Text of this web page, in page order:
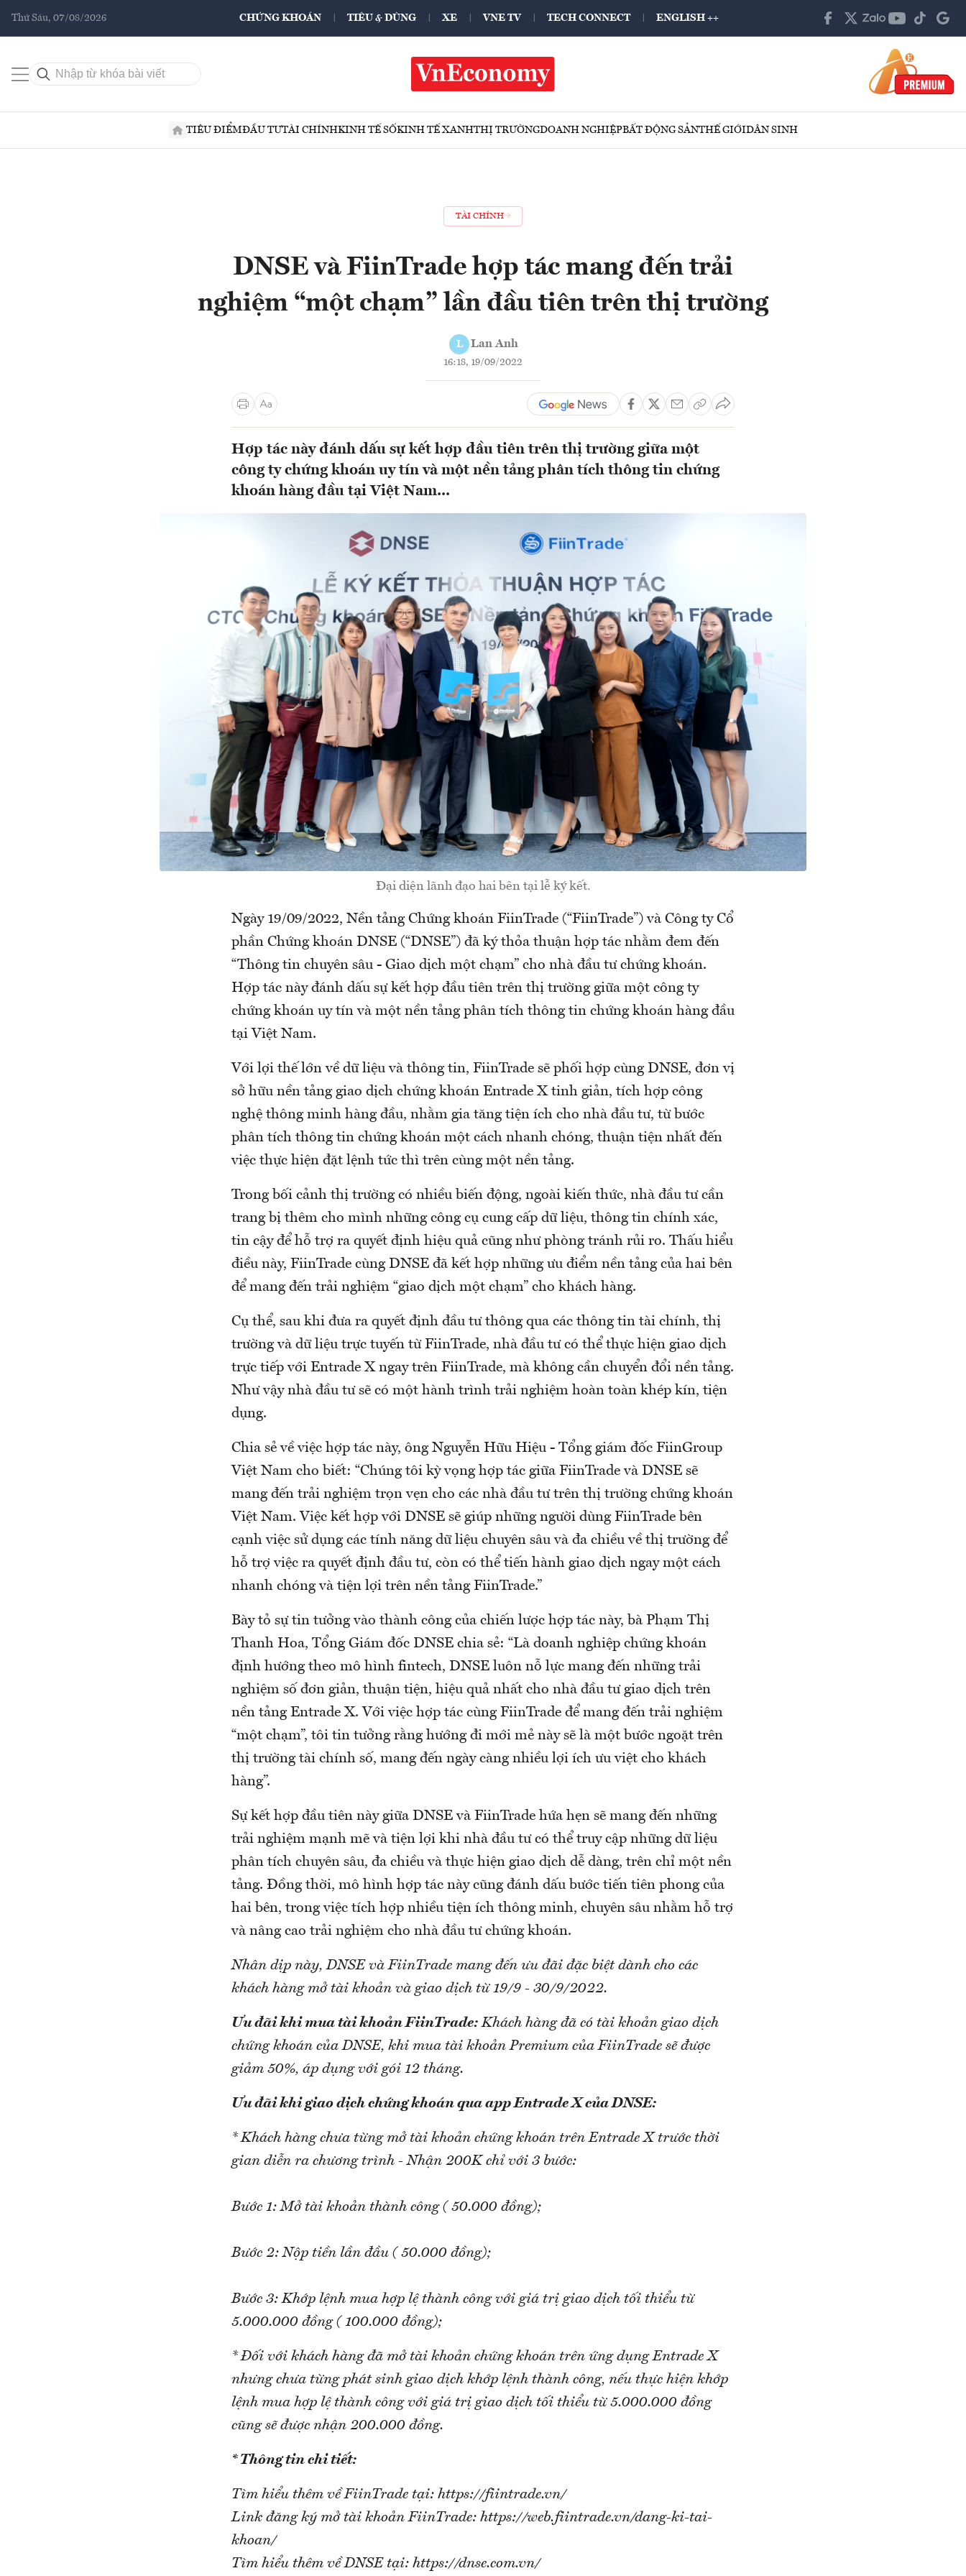
Thứ Sáu, 07/08/2026 CHỨNG KHOÁN TIÊU & DÙNG XE VNE TV TECH CONNECT ENGLISH ++
TIÊU ĐIỂMĐẦU TƯTÀI CHÍNHKINH TẾ SỐKINH TẾ XANHTHỊ TRƯỜNGDOANH NGHIỆPBẤT ĐỘNG SẢNTHẾ GIỚIDÂN SINH
TÀI CHÍNH
DNSE và FiinTrade hợp tác mang đến trải
nghiệm “một chạm” lần đầu tiên trên thị trường
L Lan Anh
16:18, 19/09/2022
Hợp tác này đánh dấu sự kết hợp đầu tiên trên thị trường giữa một
công ty chứng khoán uy tín và một nền tảng phân tích thông tin chứng
khoán hàng đầu tại Việt Nam...
Đại diện lãnh đạo hai bên tại lễ ký kết.
Ngày 19/09/2022, Nền tảng Chứng khoán FiinTrade (“FiinTrade”) và Công ty Cổ
phần Chứng khoán DNSE (“DNSE”) đã ký thỏa thuận hợp tác nhằm đem đến
“Thông tin chuyên sâu - Giao dịch một chạm” cho nhà đầu tư chứng khoán.
Hợp tác này đánh dấu sự kết hợp đầu tiên trên thị trường giữa một công ty
chứng khoán uy tín và một nền tảng phân tích thông tin chứng khoán hàng đầu
tại Việt Nam.
Với lợi thế lớn về dữ liệu và thông tin, FiinTrade sẽ phối hợp cùng DNSE, đơn vị
sở hữu nền tảng giao dịch chứng khoán Entrade X tinh giản, tích hợp công
nghệ thông minh hàng đầu, nhằm gia tăng tiện ích cho nhà đầu tư, từ bước
phân tích thông tin chứng khoán một cách nhanh chóng, thuận tiện nhất đến
việc thực hiện đặt lệnh tức thì trên cùng một nền tảng.
Trong bối cảnh thị trường có nhiều biến động, ngoài kiến thức, nhà đầu tư cần
trang bị thêm cho mình những công cụ cung cấp dữ liệu, thông tin chính xác,
tin cậy để hỗ trợ ra quyết định hiệu quả cũng như phòng tránh rủi ro. Thấu hiểu
điều này, FiinTrade cùng DNSE đã kết hợp những ưu điểm nền tảng của hai bên
để mang đến trải nghiệm “giao dịch một chạm” cho khách hàng.
Cụ thể, sau khi đưa ra quyết định đầu tư thông qua các thông tin tài chính, thị
trường và dữ liệu trực tuyến từ FiinTrade, nhà đầu tư có thể thực hiện giao dịch
trực tiếp với Entrade X ngay trên FiinTrade, mà không cần chuyển đổi nền tảng.
Như vậy nhà đầu tư sẽ có một hành trình trải nghiệm hoàn toàn khép kín, tiện
dụng.
Chia sẻ về việc hợp tác này, ông Nguyễn Hữu Hiệu - Tổng giám đốc FiinGroup
Việt Nam cho biết: “Chúng tôi kỳ vọng hợp tác giữa FiinTrade và DNSE sẽ
mang đến trải nghiệm trọn vẹn cho các nhà đầu tư trên thị trường chứng khoán
Việt Nam. Việc kết hợp với DNSE sẽ giúp những người dùng FiinTrade bên
cạnh việc sử dụng các tính năng dữ liệu chuyên sâu và đa chiều về thị trường để
hỗ trợ việc ra quyết định đầu tư, còn có thể tiến hành giao dịch ngay một cách
nhanh chóng và tiện lợi trên nền tảng FiinTrade.”
Bày tỏ sự tin tưởng vào thành công của chiến lược hợp tác này, bà Phạm Thị
Thanh Hoa, Tổng Giám đốc DNSE chia sẻ: “Là doanh nghiệp chứng khoán
định hướng theo mô hình fintech, DNSE luôn nỗ lực mang đến những trải
nghiệm số đơn giản, thuận tiện, hiệu quả nhất cho nhà đầu tư giao dịch trên
nền tảng Entrade X. Với việc hợp tác cùng FiinTrade để mang đến trải nghiệm
“một chạm”, tôi tin tưởng rằng hướng đi mới mẻ này sẽ là một bước ngoặt trên
thị trường tài chính số, mang đến ngày càng nhiều lợi ích ưu việt cho khách
hàng”.
Sự kết hợp đầu tiên này giữa DNSE và FiinTrade hứa hẹn sẽ mang đến những
trải nghiệm mạnh mẽ và tiện lợi khi nhà đầu tư có thể truy cập những dữ liệu
phân tích chuyên sâu, đa chiều và thực hiện giao dịch dễ dàng, trên chỉ một nền
tảng. Đồng thời, mô hình hợp tác này cũng đánh dấu bước tiến tiên phong của
hai bên, trong việc tích hợp nhiều tiện ích thông minh, chuyên sâu nhằm hỗ trợ
và nâng cao trải nghiệm cho nhà đầu tư chứng khoán.
Nhân dịp này, DNSE và FiinTrade mang đến ưu đãi đặc biệt dành cho các
khách hàng mở tài khoản và giao dịch từ 19/9 - 30/9/2022.
Ưu đãi khi mua tài khoản FiinTrade: Khách hàng đã có tài khoản giao dịch
chứng khoán của DNSE, khi mua tài khoản Premium của FiinTrade sẽ được
giảm 50%, áp dụng với gói 12 tháng.
Ưu đãi khi giao dịch chứng khoán qua app Entrade X của DNSE:
* Khách hàng chưa từng mở tài khoản chứng khoán trên Entrade X trước thời
gian diễn ra chương trình - Nhận 200K chỉ với 3 bước:
Bước 1: Mở tài khoản thành công ( 50.000 đồng);
Bước 2: Nộp tiền lần đầu ( 50.000 đồng);
Bước 3: Khớp lệnh mua hợp lệ thành công với giá trị giao dịch tối thiểu từ
5.000.000 đồng ( 100.000 đồng);
* Đối với khách hàng đã mở tài khoản chứng khoán trên ứng dụng Entrade X
nhưng chưa từng phát sinh giao dịch khớp lệnh thành công, nếu thực hiện khớp
lệnh mua hợp lệ thành công với giá trị giao dịch tối thiểu từ 5.000.000 đồng
cũng sẽ được nhận 200.000 đồng.
* Thông tin chi tiết:
Tìm hiểu thêm về FiinTrade tại: https://fiintrade.vn/
Link đăng ký mở tài khoản FiinTrade: https://web.fiintrade.vn/dang-ki-tai-
khoan/
Tìm hiểu thêm về DNSE tại: https://dnse.com.vn/